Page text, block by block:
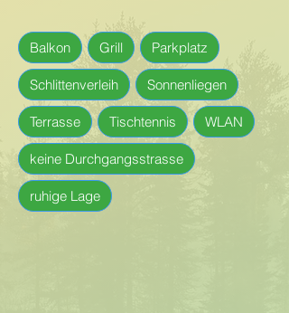
Balkon Grill Parkplatz
Schlittenverleih Sonnenliegen
Terrasse Tischtennis WLAN
keine Durchgangsstrasse
ruhige Lage